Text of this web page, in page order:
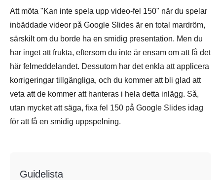
Att möta "Kan inte spela upp video-fel 150" när du spelar
inbäddade videor på Google Slides är en total mardröm,
särskilt om du borde ha en smidig presentation. Men du
har inget att frukta, eftersom du inte är ensam om att få det
här felmeddelandet. Dessutom har det enkla att applicera
korrigeringar tillgängliga, och du kommer att bli glad att
veta att de kommer att hanteras i hela detta inlägg. Så,
utan mycket att säga, fixa fel 150 på Google Slides idag
för att få en smidig uppspelning.
Guidelista